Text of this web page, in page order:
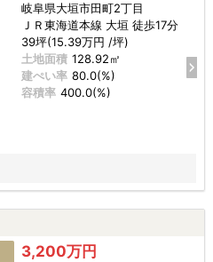
岐阜県大垣市田町2丁目
ＪＲ東海道本線 大垣 徒歩17分
39坪(15.39万円 /坪)
土地面積 128.92㎡
建ぺい率 80.0(%)
容積率 400.0(%)
3,200万円